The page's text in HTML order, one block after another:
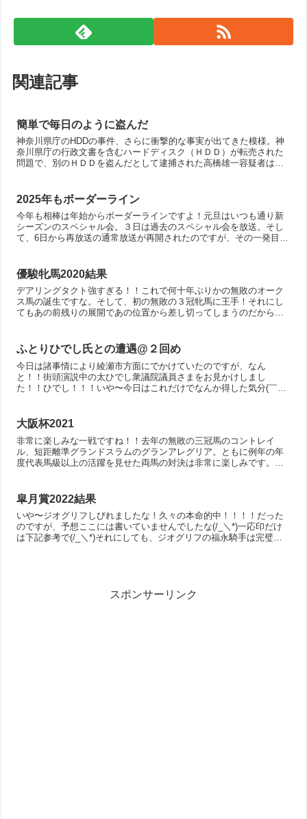
関連記事
簡単で毎日のように盗んだ
神奈川県庁のHDDの事件、さらに衝撃的な事実が出てきた模様。神
奈川県庁の行政文書を含むハードディスク（ＨＤＤ）が転売された
問題で、別のＨＤＤを盗んだとして逮捕された高橋雄一容疑者はブ
2025年もボーダーライン
今年も相棒は年始からボーダーラインですよ！元旦はいつも通り新
シーズンのスペシャル会。３日は過去のスペシャル会を放送。そし
て、6日から再放送の通常放送が再開されたのですが、その一発目が
優駿牝馬2020結果
デアリングタクト強すぎる！！これで何十年ぶりかの無敗のオーク
ス馬の誕生ですな。そして、初の無敗の３冠牝馬に王手！それにし
てもあの前残りの展開であの位置から差し切ってしまうのだから本
ふとりひでし氏との遭遇@２回め
今日は諸事情により綾瀬市方面にでかけていたのですが、なん
と！！街頭演説中の太ひでし衆議院議員さまをお見かけしまし
た！！ひでし！！！いや〜今日はこれだけでなんか得した気分(￣ー
大阪杯2021
非常に楽しみな一戦ですね！！去年の無敗の三冠馬のコントレイ
ル、短距離準グランドスラムのグランアレグリア。ともに例年の年
度代表馬級以上の活躍を見せた両馬の対決は非常に楽しみです。さ
皐月賞2022結果
いや〜ジオグリフしびれましたな！久々の本命的中！！！！だった
のですが、予想ここには書いていませんでしたな(/_＼*)一応印だけ
は下記参考で(/_＼*)それにしても、ジオグリフの福永騎手は完璧で
スポンサーリンク